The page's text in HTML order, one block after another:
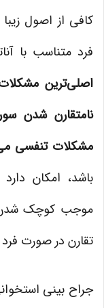
کافی از اصول
فرد متناسب با
اصلی‌ترین
نامتقارن شدن
مشکلات تنفسی
باشد، امکان
موجب کوچک شدن
تقارن در صورت
جراح بینی